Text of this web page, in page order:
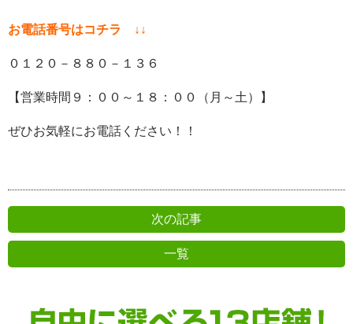
お電話番号はコチラ ↓↓
０１２０－８８０－１３６
【営業時間９：００～１８：００（月～土）】
ぜひお気軽にお電話ください！！
次の記事
一覧